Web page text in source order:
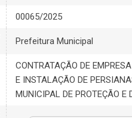
00065/2025
Prefeitura Municipal
CONTRATAÇÃO DE
E INSTALAÇÃO DE
MUNICIPAL DE PROTEÇÃO E